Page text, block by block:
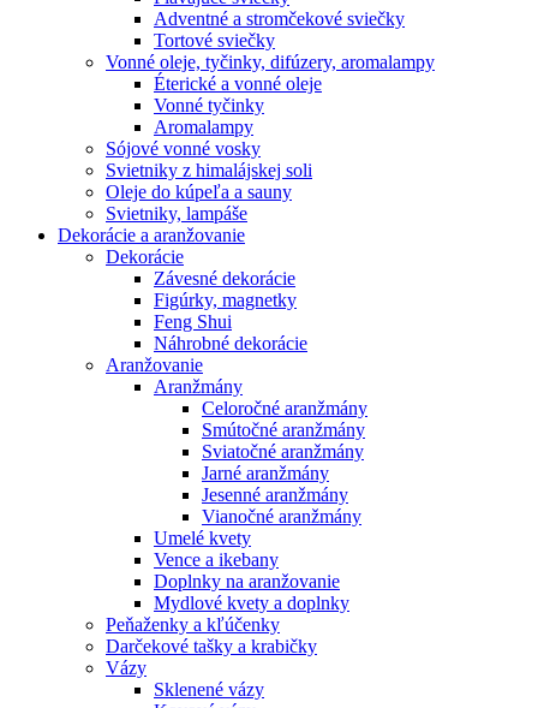
Adventné a stromčekové sviečky
Tortové sviečky
Vonné oleje, tyčinky, difúzery, aromalampy
Éterické a vonné oleje
Vonné tyčinky
Aromalampy
Sójové vonné vosky
Svietniky z himalájskej soli
Oleje do kúpeľa a sauny
Svietniky, lampáše
Dekorácie a aranžovanie
Dekorácie
Závesné dekorácie
Figúrky, magnetky
Feng Shui
Náhrobné dekorácie
Aranžovanie
Aranžmány
Celoročné aranžmány
Smútočné aranžmány
Sviatočné aranžmány
Jarné aranžmány
Jesenné aranžmány
Vianočné aranžmány
Umelé kvety
Vence a ikebany
Doplnky na aranžovanie
Mydlové kvety a doplnky
Peňaženky a kľúčenky
Darčekové tašky a krabičky
Vázy
Sklenené vázy